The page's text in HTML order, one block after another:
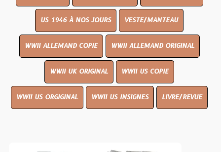
US 1946 À NOS JOURS VESTE/MANTEAU
WWII ALLEMAND COPIE WWII ALLEMAND ORIGINAL
WWII UK ORIGINAL WWII US COPIE
WWII US ORGIGINAL WWII US INSIGNES LIVRE/REVUE